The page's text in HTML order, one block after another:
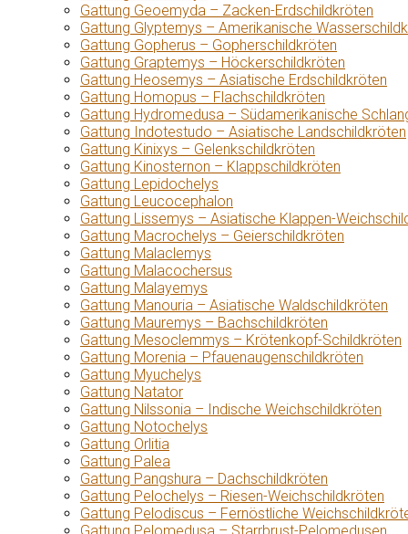
Gattung Geoemyda – Zacken-Erdschildkröten
Gattung Glyptemys – Amerikanische
Gattung Gopherus – Gopherschildkröten
Gattung Graptemys – Höckerschildkröten
Gattung Heosemys – Asiatische Erdschildkröten
Gattung Homopus – Flachschildkröten
Gattung Hydromedusa – Südamerikanische
Gattung Indotestudo – Asiatische Landschildkröten
Gattung Kinixys – Gelenkschildkröten
Gattung Kinosternon – Klappschildkröten
Gattung Lepidochelys
Gattung Leucocephalon
Gattung Lissemys – Asiatische Klappen-
Gattung Macrochelys – Geierschildkröten
Gattung Malaclemys
Gattung Malacochersus
Gattung Malayemys
Gattung Manouria – Asiatische Waldschildkröten
Gattung Mauremys – Bachschildkröten
Gattung Mesoclemmys – Krötenkopf-Schildkröten
Gattung Morenia – Pfauenaugenschildkröten
Gattung Myuchelys
Gattung Natator
Gattung Nilssonia – Indische Weichschildkröten
Gattung Notochelys
Gattung Orlitia
Gattung Palea
Gattung Pangshura – Dachschildkröten
Gattung Pelochelys – Riesen-Weichschildkröten
Gattung Pelodiscus – Fernöstliche